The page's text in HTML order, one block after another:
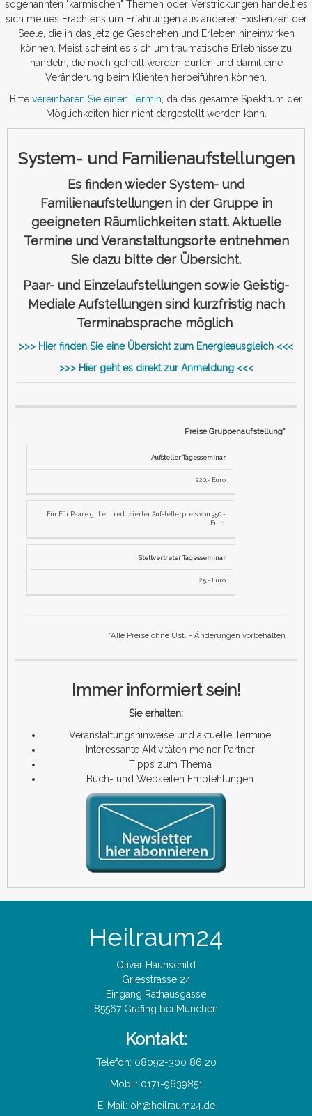
sogenannten "karmischen" Themen oder Verstrickungen handelt es
sich meines Erachtens um Erfahrungen aus anderen Existenzen der
Seele, die in das jetzige Geschehen und Erleben hineinwirken
können. Meist scheint es sich um traumatische Erlebnisse zu
handeln, die noch geheilt werden dürfen und damit eine
Veränderung beim Klienten herbeiführen können.
Bitte vereinbaren Sie einen Termin , da das gesamte Spektrum der
Möglichkeiten hier nicht dargestellt werden kann.
System- und Familienaufstellungen
Es finden wieder System- und
Familienaufstellungen in der Gruppe in
geeigneten Räumlichkeiten statt. Aktuelle
Termine und Veranstaltungsorte entnehmen
Sie dazu bitte der Übersicht.
Paar- und Einzelaufstellungen sowie Geistig-
Mediale Aufstellungen sind kurzfristig nach
Terminabsprache möglich
>>> Hier finden Sie eine Übersicht zum Energieausgleich <<<
>>> Hier geht es direkt zur Anmeldung <<<
Preise Gruppenaufstellung*
Aufsteller Tagesseminar
220,- Euro
Für Für Paare gilt ein reduzierter Aufstellerpreis von 350,-
Euro.
Stellvertreter Tagesseminar
25,- Euro
*Alle Preise ohne Ust. - Änderungen vorbehalten
Immer informiert sein!
Sie erhalten:
Veranstaltungshinweise und aktuelle Termine
Interessante Aktivitäten meiner Partner
Tipps zum Thema
Buch- und Webseiten Empfehlungen
Heilraum24
Oliver Haunschild
Griesstrasse 24
Eingang Rathausgasse
85567 Grafing bei München
Kontakt:
Telefon: 08092-300 86 20
Mobil: 0171-9639851
E-Mail: oh@heilraum24.de